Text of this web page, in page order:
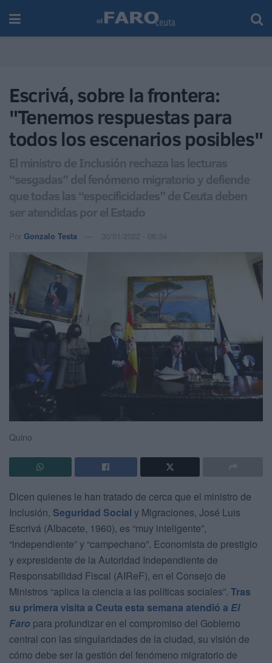
Escrivá, sobre la frontera:
"Tenemos respuestas para
todos los escenarios posibles"
El ministro de Inclusión rechaza las lecturas
“sesgadas” del fenómeno migratorio y defiende
que todas las “especificidades” de Ceuta deben
ser atendidas por el Estado
Por Gonzalo Testa 30/01/2022 - 06:34
Quino
Dicen quienes le han tratado de cerca que el ministro de
Inclusión, Seguridad Social y Migraciones, José Luis
Escrivá (Albacete, 1960), es “muy inteligente”,
“independiente” y “campechano”. Economista de prestigio
y expresidente de la Autoridad Independiente de
Responsabilidad Fiscal (AIReF), en el Consejo de
Ministros “aplica la ciencia a las políticas sociales”. Tras
su primera visita a Ceuta esta semana atendió a El
Faro para profundizar en el compromiso del Gobierno
central con las singularidades de la ciudad, su visión de
cómo debe ser la gestión del fenómeno migratorio de